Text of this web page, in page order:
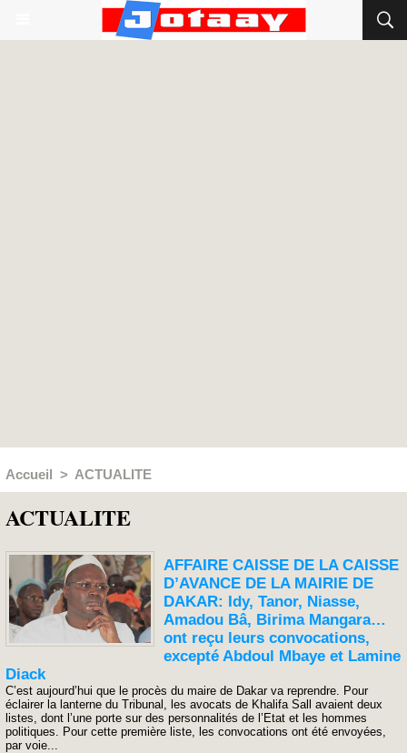
Accueil > ACTUALITE
ACTUALITE
AFFAIRE CAISSE DE LA CAISSE
D’AVANCE DE LA MAIRIE DE
DAKAR: Idy, Tanor, Niasse,
Amadou Bâ, Birima Mangara…
ont reçu leurs convocations,
excepté Abdoul Mbaye et Lamine
Diack
C’est aujourd’hui que le procès du maire de Dakar va reprendre. Pour
éclairer la lanterne du Tribunal, les avocats de Khalifa Sall avaient deux
listes, dont l’une porte sur des personnalités de l’Etat et les hommes
politiques. Pour cette première liste, les convocations ont été envoyées,
par voie...